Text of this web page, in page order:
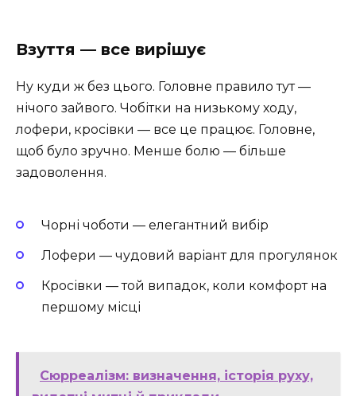
Взуття — все вирішує
Ну куди ж без цього. Головне правило тут —
нічого зайвого. Чобітки на низькому ходу,
лофери, кросівки — все це працює. Головне,
щоб було зручно. Менше болю — більше
задоволення.
Чорні чоботи — елегантний вибір
Лофери — чудовий варіант для прогулянок
Кросівки — той випадок, коли комфорт на
першому місці
Сюрреалізм: визначення, історія руху,